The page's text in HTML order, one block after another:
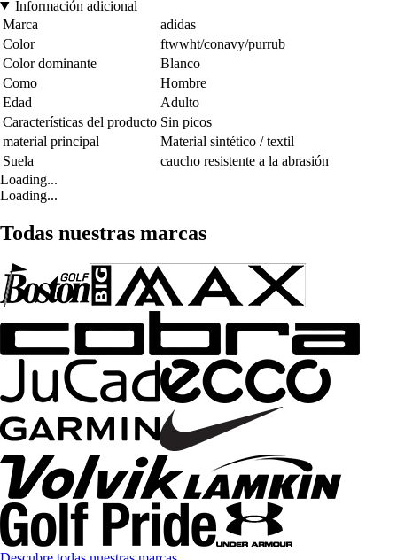
Información adicional
Marca
adidas
Color
ftwwht/conavy/purrub
Color dominante
Blanco
Como
Hombre
Edad
Adulto
Características del producto Sin picos
material principal
Material sintético / textil
Suela
caucho resistente a la abrasión
Loading...
Loading...
Todas nuestras marcas